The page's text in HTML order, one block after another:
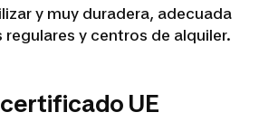
y muy duradera, adecuada
y centros de alquiler.
UE